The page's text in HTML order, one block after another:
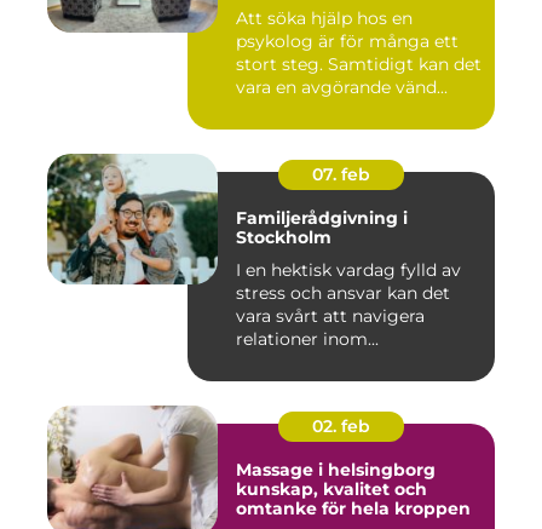
Att söka hjälp hos en
psykolog är för många ett
stort steg. Samtidigt kan det
vara en avgörande vänd...
07. feb
Familjerådgivning i
Stockholm
I en hektisk vardag fylld av
stress och ansvar kan det
vara svårt att navigera
relationer inom...
02. feb
Massage i helsingborg
kunskap, kvalitet och
omtanke för hela kroppen